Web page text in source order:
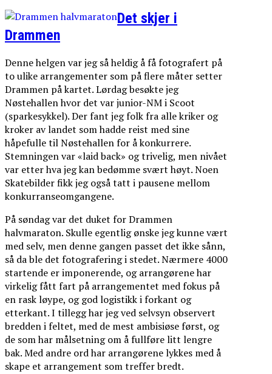
Det skjer i
Drammen
Denne helgen var jeg så heldig å få fotografert på
to ulike arrangementer som på flere måter setter
Drammen på kartet. Lørdag besøkte jeg
Nøstehallen hvor det var junior-NM i Scoot
(sparkesykkel). Der fant jeg folk fra alle kriker og
kroker av landet som hadde reist med sine
håpefulle til Nøstehallen for å konkurrere.
Stemningen var «laid back» og trivelig, men nivået
var etter hva jeg kan bedømme svært høyt. Noen
Skatebilder fikk jeg også tatt i pausene mellom
konkurranseomgangene.
På søndag var det duket for Drammen
halvmaraton. Skulle egentlig ønske jeg kunne vært
med selv, men denne gangen passet det ikke sånn,
så da ble det fotografering i stedet. Nærmere 4000
startende er imponerende, og arrangørene har
virkelig fått fart på arrangementet med fokus på
en rask løype, og god logistikk i forkant og
etterkant. I tillegg har jeg ved selvsyn observert
bredden i feltet, med de mest ambisiøse først, og
de som har målsetning om å fullføre litt lengre
bak. Med andre ord har arrangørene lykkes med å
skape et arrangement som treffer bredt.